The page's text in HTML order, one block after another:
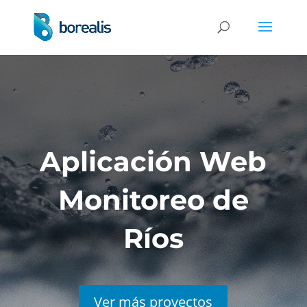
Aplicación Web
Monitoreo de
Ríos
Ver más proyectos